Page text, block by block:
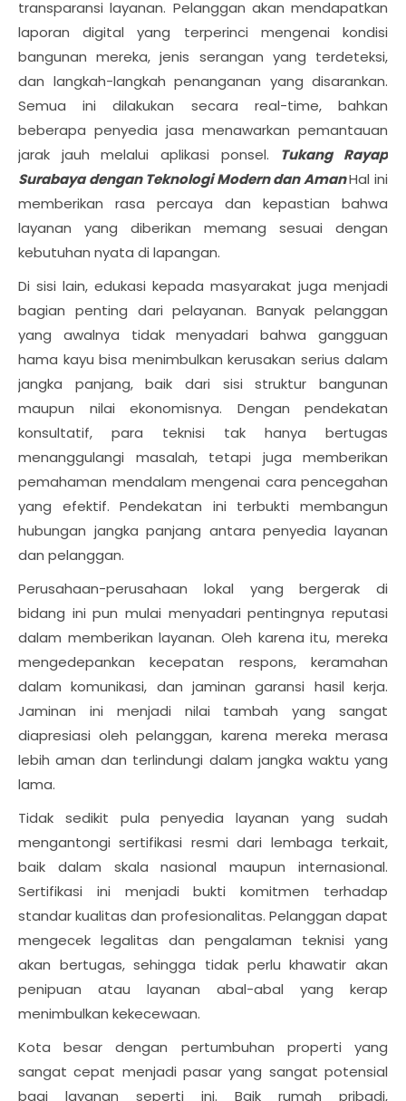
transparansi layanan. Pelanggan akan mendapatkan
laporan digital yang terperinci mengenai kondisi
bangunan mereka, jenis serangan yang terdeteksi,
dan langkah-langkah penanganan yang disarankan.
Semua ini dilakukan secara real-time, bahkan
beberapa penyedia jasa menawarkan pemantauan
jarak jauh melalui aplikasi ponsel. Tukang Rayap
Surabaya dengan Teknologi Modern dan AmanHal ini
memberikan rasa percaya dan kepastian bahwa
layanan yang diberikan memang sesuai dengan
kebutuhan nyata di lapangan.
Di sisi lain, edukasi kepada masyarakat juga menjadi
bagian penting dari pelayanan. Banyak pelanggan
yang awalnya tidak menyadari bahwa gangguan
hama kayu bisa menimbulkan kerusakan serius dalam
jangka panjang, baik dari sisi struktur bangunan
maupun nilai ekonomisnya. Dengan pendekatan
konsultatif, para teknisi tak hanya bertugas
menanggulangi masalah, tetapi juga memberikan
pemahaman mendalam mengenai cara pencegahan
yang efektif. Pendekatan ini terbukti membangun
hubungan jangka panjang antara penyedia layanan
dan pelanggan.
Perusahaan-perusahaan lokal yang bergerak di
bidang ini pun mulai menyadari pentingnya reputasi
dalam memberikan layanan. Oleh karena itu, mereka
mengedepankan kecepatan respons, keramahan
dalam komunikasi, dan jaminan garansi hasil kerja.
Jaminan ini menjadi nilai tambah yang sangat
diapresiasi oleh pelanggan, karena mereka merasa
lebih aman dan terlindungi dalam jangka waktu yang
lama.
Tidak sedikit pula penyedia layanan yang sudah
mengantongi sertifikasi resmi dari lembaga terkait,
baik dalam skala nasional maupun internasional.
Sertifikasi ini menjadi bukti komitmen terhadap
standar kualitas dan profesionalitas. Pelanggan dapat
mengecek legalitas dan pengalaman teknisi yang
akan bertugas, sehingga tidak perlu khawatir akan
penipuan atau layanan abal-abal yang kerap
menimbulkan kekecewaan.
Kota besar dengan pertumbuhan properti yang
sangat cepat menjadi pasar yang sangat potensial
bagi layanan seperti ini. Baik rumah pribadi,